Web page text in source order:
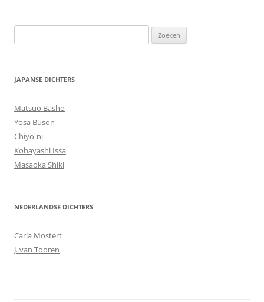
naar:
JAPANSE DICHTERS
Matsuo Basho
Yosa Buson
Chiyo-ni
Kobayashi Issa
Masaoka Shiki
NEDERLANDSE DICHTERS
Carla Mostert
J. van Tooren